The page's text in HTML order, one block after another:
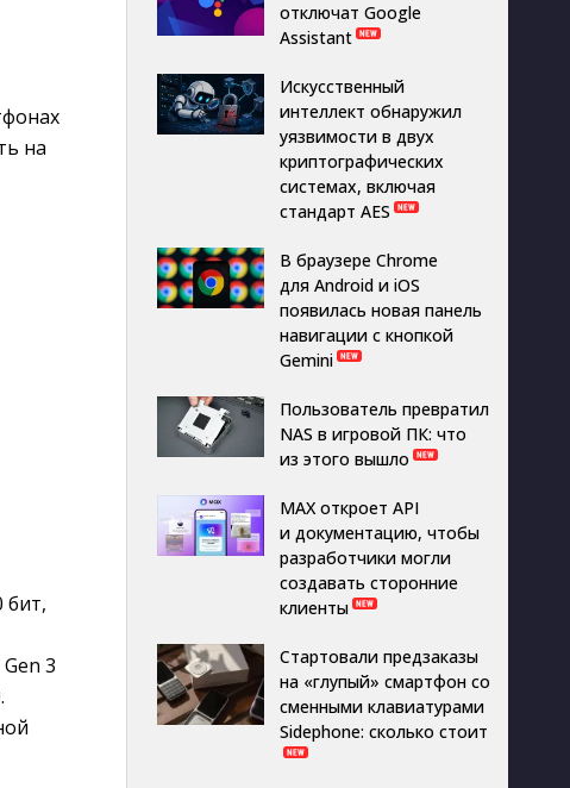
на
бит,
3
отключат Google
Assistant
Искусственный
интеллект обнаружил
уязвимости в двух
криптографических
системах, включая
стандарт AES
В браузере Chrome
для Android и iOS
появилась новая панель
навигации с кнопкой
Gemini
Пользователь превратил
NAS в игровой ПК: что
из этого вышло
MAX откроет API
и документацию, чтобы
разработчики могли
создавать сторонние
клиенты
Стартовали предзаказы
на «глупый» смартфон со
сменными клавиатурами
Sidephone: сколько стоит